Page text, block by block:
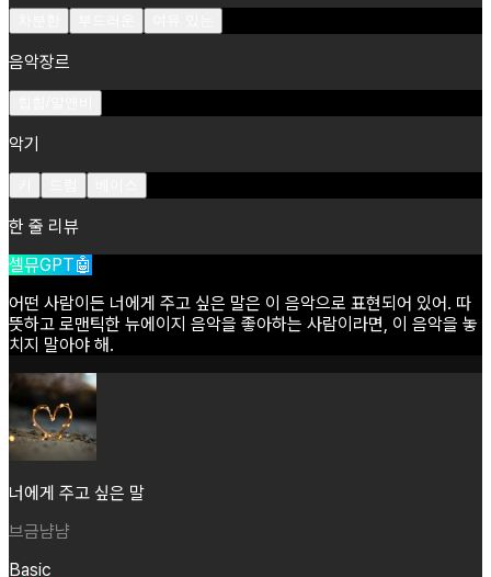
음악장르
악기
한 줄 리뷰
셀뮤GPT🤖
어떤 사람이든 너에게 주고 싶은 말은 이 음악으로 표현되어 있어. 따
뜻하고 로맨틱한 뉴에이지 음악을 좋아하는 사람이라면, 이 음악을 놓
치지 말아야 해.
너에게 주고 싶은 말
브금냠냠
Basic